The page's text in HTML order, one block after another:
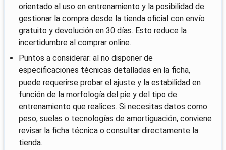
orientado al uso en entrenamiento y la posibilidad de
gestionar la compra desde la tienda oficial con envío
gratuito y devolución en 30 días. Esto reduce la
incertidumbre al comprar online.
Puntos a considerar: al no disponer de
especificaciones técnicas detalladas en la ficha,
puede requerirse probar el ajuste y la estabilidad en
función de la morfología del pie y del tipo de
entrenamiento que realices. Si necesitas datos como
peso, suelas o tecnologías de amortiguación, conviene
revisar la ficha técnica o consultar directamente la
tienda.